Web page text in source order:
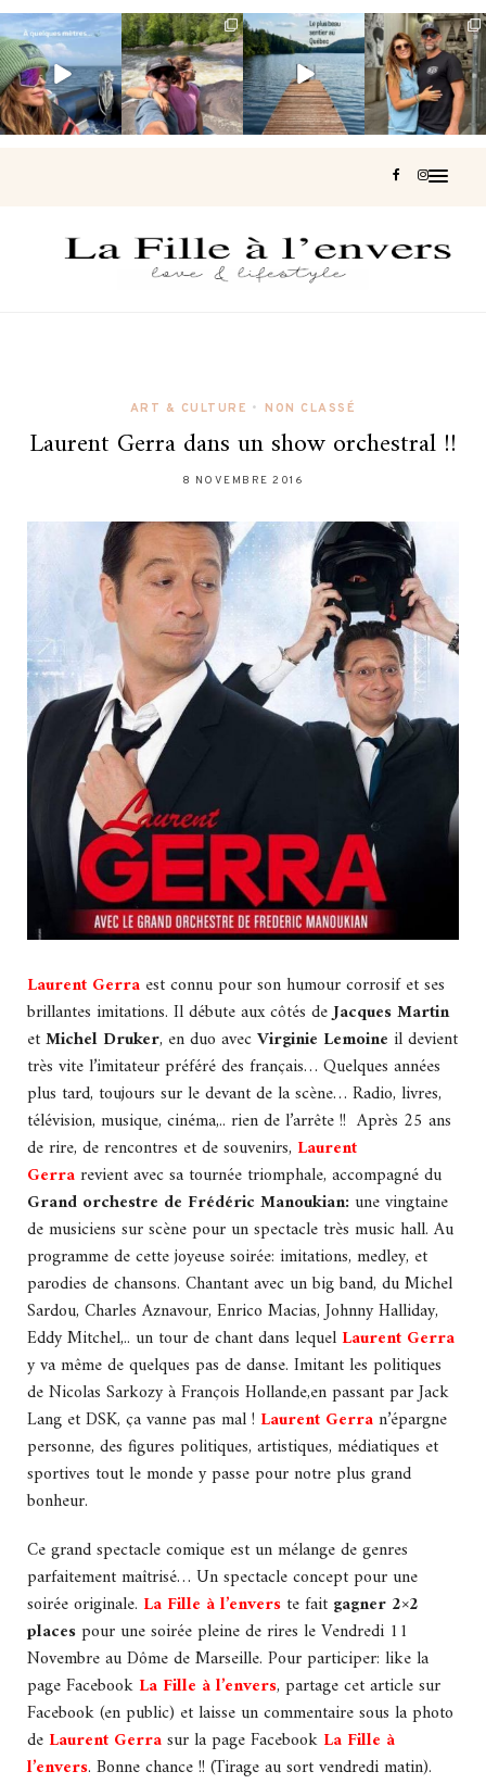
Voir une baleine
en photo, c’est
impressionnant
🐋...
Les Laurentides,
le Québec
version nature.
...
Et si je te disais
qu’il existe un
sentier où tu...
127 37
Montréal, une
très belle
surprise 🇨🇦
446
ART & CULTURE • NON CLASSÉ
Laurent Gerra dans un show orchestral !!
8 NOVEMBRE 2016
Laurent Gerra est connu pour son humour corrosif et ses
brillantes imitations. Il débute aux côtés deJacques Martin
etMichel Druker, en duo avecVirginie Lemoine il devient
très vite l’imitateur préféré des français… Quelques années
plus tard, toujours sur le devant de la scène… Radio, livres,
télévision, musique, cinéma,.. rien de l’arrête !! Après 25 ans
de rire, de rencontres et de souvenirs, Laurent
Gerrarevient avec sa tournée triomphale, accompagné du
Grand orchestre de Frédéric Manoukian: une vingtaine
de musiciens sur scène pour un spectacle très music hall. Au
programme de cette joyeuse soirée: imitations, medley, et
parodies de chansons. Chantant avec un big band, du Michel
Sardou, Charles Aznavour, Enrico Macias, Johnny Halliday,
Eddy Mitchel,.. un tour de chant dans lequel Laurent Gerra
y va même de quelques pas de danse. Imitant les politiques
de Nicolas Sarkozy à François Hollande,en passant par Jack
Lang et DSK, ça vanne pas mal ! Laurent Gerran’épargne
personne, des figures politiques, artistiques, médiatiques et
sportives tout le monde y passe pour notre plus grand
bonheur.
Ce grand spectacle comique est un mélange de genres
parfaitement maîtrisé… Un spectacle concept pour une
soirée originale. La Fille à l’envers te fait gagner 2×2
placespour une soirée pleine de rires le Vendredi 11
Novembre au Dôme de Marseille. Pour participer: like la
page Facebook La Fille à l’envers, partage cet article sur
Facebook (en public) et laisse un commentaire sous la photo
de Laurent Gerrasur la page Facebook La Fille à
l’envers. Bonne chance !! (Tirage au sort vendredi matin).